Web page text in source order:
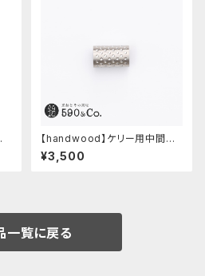
【handwood】ケリー用中間パ
ーツ/カスタムグリップ (ディンプ
ル/ステンレス)
¥3,500
一覧に戻る